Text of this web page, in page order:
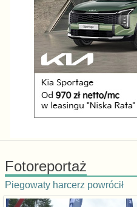
Fotoreportaż
Piegowaty harcerz powrócił